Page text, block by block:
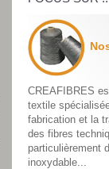
CREAFIBRES
textile
fabrication et la
des fibres
particulièrement
inoxydable...